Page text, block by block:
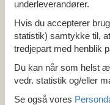
Alle
Oostende
Tema
Alle
Hund
underleverandører.
Hvis du accepterer
statistik) samtykke til,
tredjepart med henblik
Du kan når som helst
vedr. statistik og/eller
Se også vores